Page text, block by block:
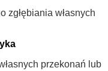
zgłębiania własnych
przekonań lub